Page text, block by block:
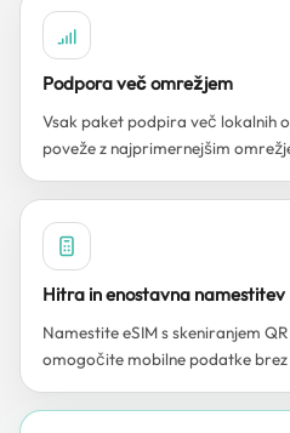
Podpora več omrežjem
Vsak paket podpira več lokalnih
poveže z najprimernejšim
Hitra in enostavna namestitev
Namestite eSIM s skeniranjem
omogočite mobilne podatke